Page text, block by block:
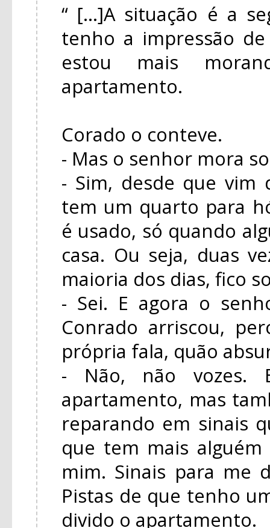
“ [...]A situação é a
tenho a impressão
estou mais
apartamento.
Corado o conteve.
- Mas o senhor mora
- Sim, desde que vim
tem um quarto para
é usado, só quando
casa. Ou seja, duas
maioria dos dias, fico
- Sei. E agora o
Conrado arriscou,
própria fala, quão
- Não, não vozes.
apartamento, mas
reparando em sinais
que tem mais
mim. Sinais para me
Pistas de que tenho
divido o apartamento.